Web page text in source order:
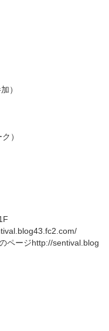
）
）
ページhttp://sentival.blog